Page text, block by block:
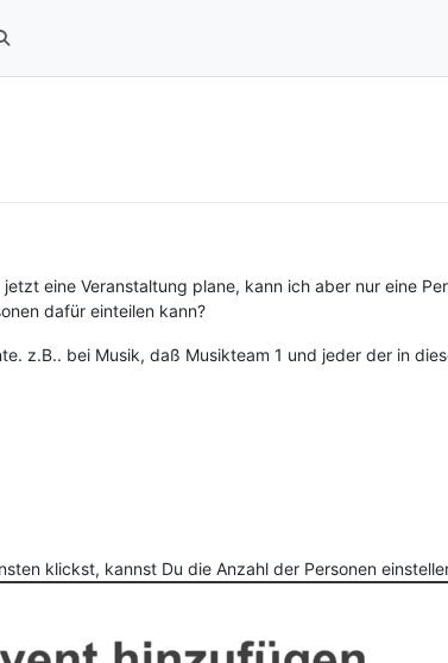
eine Veranstaltung plane, kann ich aber nur eine
dafür einteilen kann?
z.B.. bei Musik, daß Musikteam 1 und jeder der in
klickst, kannst Du die Anzahl der Personen